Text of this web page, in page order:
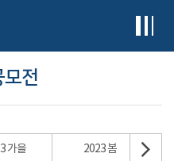
모전
가을 2023 봄